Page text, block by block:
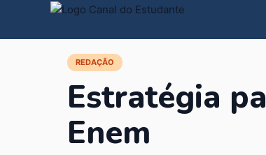
REDAÇÃO
Estratégia
Enem